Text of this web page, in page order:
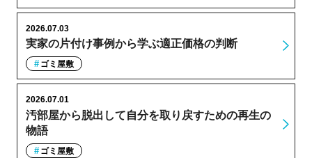
実家の片付け事例から学ぶ適正価格の判断
2026.07.03
ゴミ屋敷
汚部屋から脱出して自分を取り戻すための再生の
物語
2026.07.01
ゴミ屋敷